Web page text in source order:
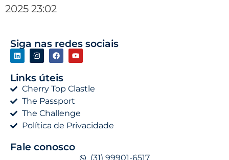
2025 23:02
Siga nas redes sociais
Links úteis
Cherry Top Clastle
The Passport
The Challenge
Política de Privacidade
Fale conosco
(31) 99901-6517